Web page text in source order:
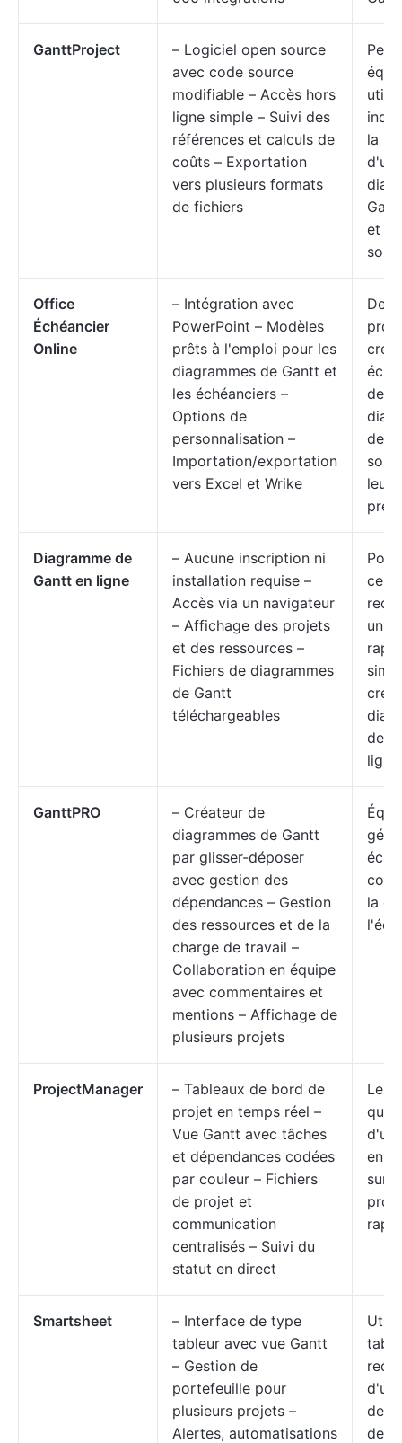
GanttProject
– Logiciel open source
avec code source
modifiable – Accès hors
ligne simple – Suivi des
références et calculs de
coûts – Exportation
vers plusieurs formats
de fichiers
la
d'un
et
Office
Échéancier
Online
– Intégration avec
PowerPoint – Modèles
prêts à l'emploi pour les
diagrammes de Gantt et
les échéanciers –
Options de
personnalisation –
Importation/exportation
vers Excel et Wrike
Des
des
de
leurs
Diagramme de
Gantt en ligne
– Aucune inscription ni
installation requise –
Accès via un navigateur
– Affichage des projets
et des ressources –
Fichiers de diagrammes
de Gantt
téléchargeables
un
de
ligne
GanttPRO
– Créateur de
diagrammes de Gantt
par glisser-déposer
avec gestion des
dépendances – Gestion
des ressources et de la
charge de travail –
Collaboration en équipe
avec commentaires et
mentions – Affichage de
plusieurs projets
la
ProjectManager
– Tableaux de bord de
projet en temps réel –
Vue Gantt avec tâches
et dépendances codées
par couleur – Fichiers
de projet et
communication
centralisés – Suivi du
statut en direct
Les
qui
en
sur
Smartsheet
– Interface de type
tableur avec vue Gantt
– Gestion de
portefeuille pour
plusieurs projets –
Alertes, automatisations
de
de